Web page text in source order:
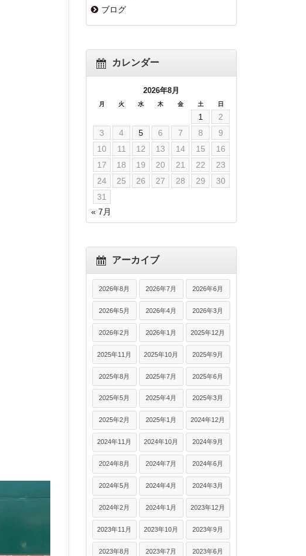
ブログ
カレンダー
2026年8月
月 火 水 木 金 土 日
1
2
3
4 5 6 7 8
9
10
11 12 13 14 15
16
17
18 19 20 21 22
23
24
25 26 27 28 29
30
31
« 7月
アーカイブ
2026年8月 2026年7月 2026年6月
2026年5月 2026年4月 2026年3月
2026年2月 2026年1月 2025年12月
2025年11月 2025年10月 2025年9月
2025年8月 2025年7月 2025年6月
2025年5月 2025年4月 2025年3月
2025年2月 2025年1月 2024年12月
2024年11月 2024年10月 2024年9月
2024年8月 2024年7月 2024年6月
2024年5月 2024年4月 2024年3月
2024年2月 2024年1月 2023年12月
2023年11月 2023年10月 2023年9月
2023年8月 2023年7月 2023年6月